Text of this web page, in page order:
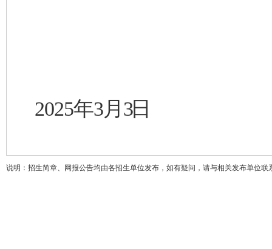
2025年3月 3日
说明：招生简章、网报公告均由各招生单位发布，如有疑问，请与相关发布单位